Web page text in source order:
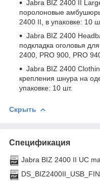
Jabra BIZ 2400 II
поролоновые
2400 II, в упаковке: 10
Jabra BIZ 2400
подкладка оголовья
2400, PRO 900, PRO
Jabra BIZ 2400
крепления шнура на
упаковке: 10 шт.
Скрыть
Спецификация
Jabra BIZ 2400 II UC